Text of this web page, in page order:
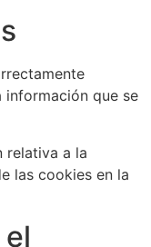
información que se
relativa a la
las cookies en la